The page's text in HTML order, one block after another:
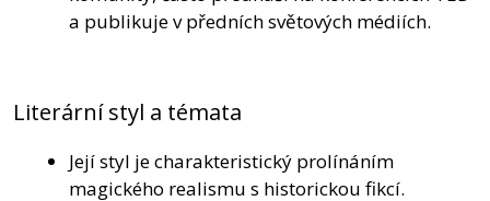
a publikuje v předních světových médiích.
Literární styl a témata
Její styl je charakteristický prolínáním
magického realismu s historickou fikcí.